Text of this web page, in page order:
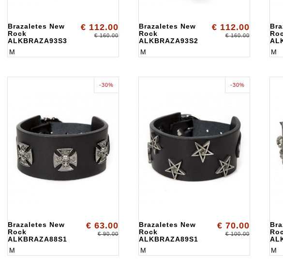
Brazaletes New
Rock
ALKBRAZA93S3
€ 112.00
€ 160.00
M
Brazaletes New
Rock
ALKBRAZA93S2
€ 112.00
€ 160.00
M M
-30%
Brazaletes New
Rock
ALKBRAZA88S1
€ 63.00
€ 90.00
M
-30%
Brazaletes New
Rock
ALKBRAZA89S1
€ 70.00
€ 100.00
M M